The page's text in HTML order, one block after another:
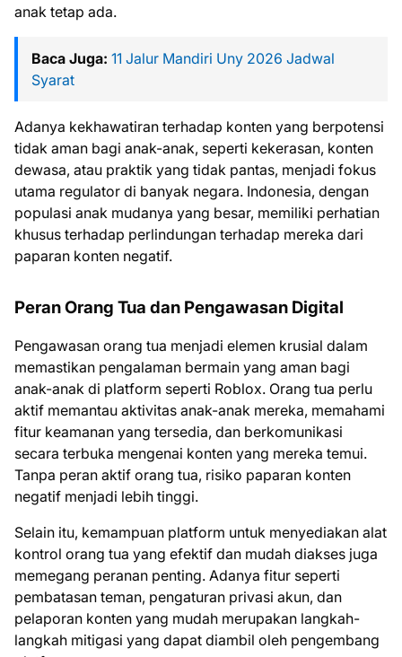
anak tetap ada.
Baca Juga: 11 Jalur Mandiri Uny 2026 Jadwal
Syarat
Adanya kekhawatiran terhadap konten yang berpotensi
tidak aman bagi anak-anak, seperti kekerasan, konten
dewasa, atau praktik yang tidak pantas, menjadi fokus
utama regulator di banyak negara. Indonesia, dengan
populasi anak mudanya yang besar, memiliki perhatian
khusus terhadap perlindungan terhadap mereka dari
paparan konten negatif.
Peran Orang Tua dan Pengawasan Digital
Pengawasan orang tua menjadi elemen krusial dalam
memastikan pengalaman bermain yang aman bagi
anak-anak di platform seperti Roblox. Orang tua perlu
aktif memantau aktivitas anak-anak mereka, memahami
fitur keamanan yang tersedia, dan berkomunikasi
secara terbuka mengenai konten yang mereka temui.
Tanpa peran aktif orang tua, risiko paparan konten
negatif menjadi lebih tinggi.
Selain itu, kemampuan platform untuk menyediakan alat
kontrol orang tua yang efektif dan mudah diakses juga
memegang peranan penting. Adanya fitur seperti
pembatasan teman, pengaturan privasi akun, dan
pelaporan konten yang mudah merupakan langkah-
langkah mitigasi yang dapat diambil oleh pengembang